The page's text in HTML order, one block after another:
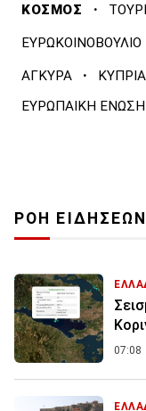
ΚΟΣΜΟΣ ·
ΕΥΡΩΚΟΙΝΟΒΟΥΛΙΟ
ΑΓΚΥΡΑ ·
ΕΥΡΩΠΑΙΚΗ ΕΝΩΣΗ
ΡΟΗ ΕΙΔΗΣΕΩΝ
07:08